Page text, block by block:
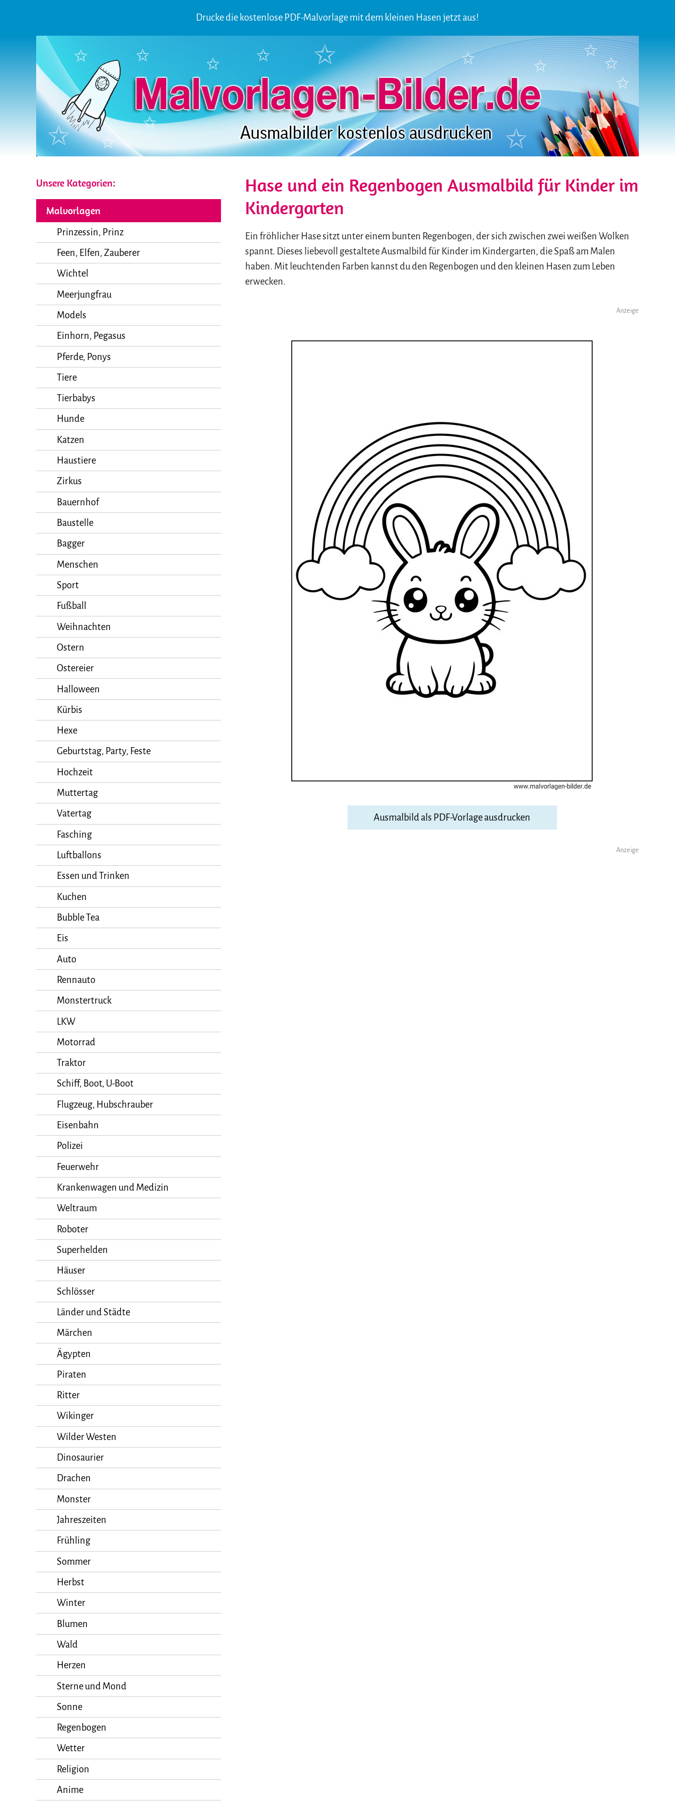
Drucke die kostenlose PDF-Malvorlage mit dem kleinen Hasen jetzt aus!
Unsere Kategorien:
Malvorlagen
Prinzessin, Prinz
Feen, Elfen, Zauberer
Wichtel
Meerjungfrau
Models
Einhorn, Pegasus
Pferde, Ponys
Tiere
Tierbabys
Hunde
Katzen
Haustiere
Zirkus
Bauernhof
Baustelle
Bagger
Menschen
Sport
Fußball
Weihnachten
Ostern
Ostereier
Halloween
Kürbis
Hexe
Geburtstag, Party, Feste
Hochzeit
Muttertag
Vatertag
Fasching
Luftballons
Essen und Trinken
Kuchen
Bubble Tea
Eis
Auto
Rennauto
Monstertruck
LKW
Motorrad
Traktor
Schiff, Boot, U-Boot
Flugzeug, Hubschrauber
Eisenbahn
Polizei
Feuerwehr
Krankenwagen und Medizin
Weltraum
Roboter
Superhelden
Häuser
Schlösser
Länder und Städte
Märchen
Ägypten
Piraten
Ritter
Wikinger
Wilder Westen
Dinosaurier
Drachen
Monster
Jahreszeiten
Frühling
Sommer
Herbst
Winter
Blumen
Wald
Herzen
Sterne und Mond
Sonne
Regenbogen
Wetter
Religion
Anime
Hase und ein Regenbogen Ausmalbild für Kinder im
Kindergarten
Ein fröhlicher Hase sitzt unter einem bunten Regenbogen, der sich zwischen zwei weißen Wolken
spannt. Dieses liebevoll gestaltete Ausmalbild für Kinder im Kindergarten, die Spaß am Malen
haben. Mit leuchtenden Farben kannst du den Regenbogen und den kleinen Hasen zum Leben
erwecken.
Anzeige
Ausmalbild als PDF-Vorlage ausdrucken
Anzeige